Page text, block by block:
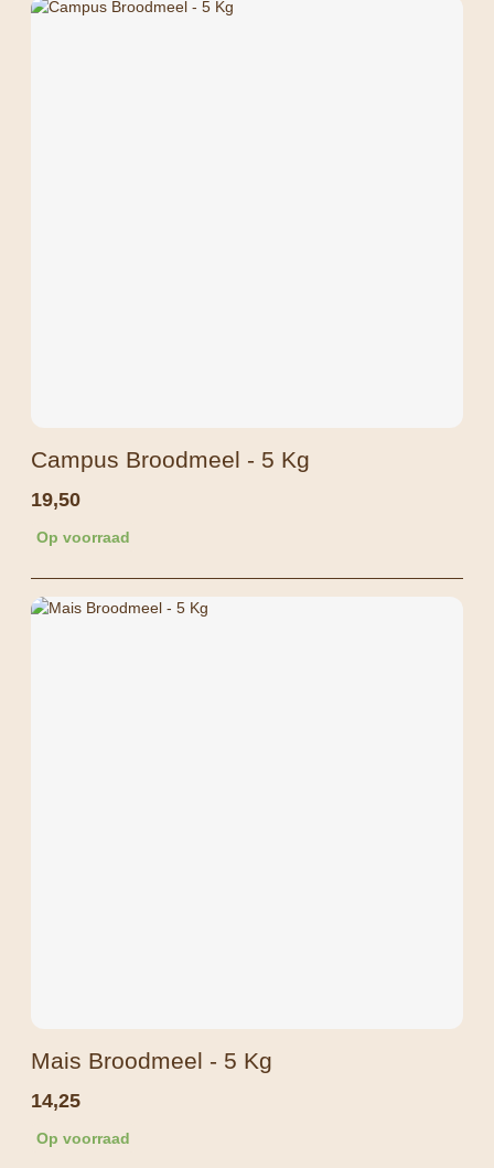
Campus Broodmeel - 5 Kg
19,50
Op voorraad
Mais Broodmeel - 5 Kg
14,25
Op voorraad